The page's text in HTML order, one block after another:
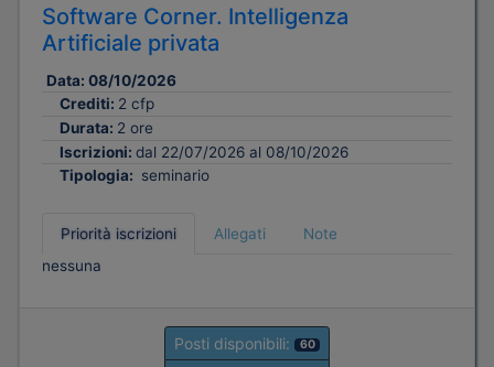
Software Corner. Intelligenza
Artificiale privata
Data: 08/10/2026
Crediti: 2 cfp
Durata: 2 ore
Iscrizioni: dal 22/07/2026 al 08/10/2026
Tipologia: seminario
Priorità iscrizioni Allegati
Note
nessuna
Posti disponibili: 60